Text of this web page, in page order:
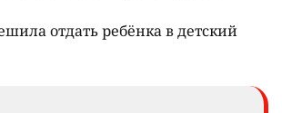
отдать ребёнка в детский